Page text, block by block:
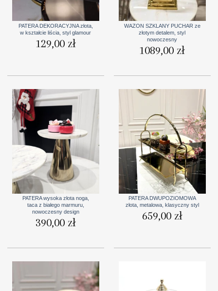
PATERA DEKORACYJNA złota,
w kształcie liścia, styl glamour
129,00 zł
WAZON SZKLANY PUCHAR ze
złotym detalem, styl
nowoczesny
1089,00 zł
PATERA wysoka złota noga,
taca z białego marmuru,
nowoczesny design
390,00 zł
PATERA DWUPOZIOMOWA
złota, metalowa, klasyczny styl
659,00 zł